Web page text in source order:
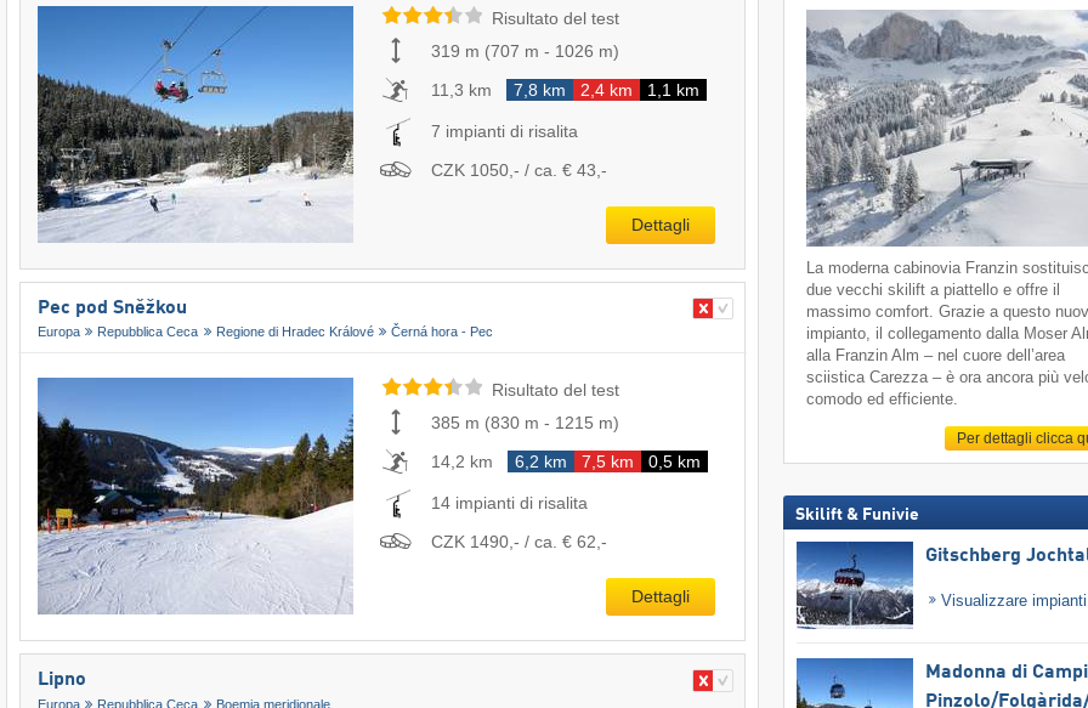
Risultato del test
319 m (707 m - 1026 m)
11,3 km
7,8 km 2,4 km 1,1 km
7 impianti di risalita
CZK 1050,- / ca. € 43,-
Dettagli
Pec pod Sněžkou
Europa Repubblica Ceca Regione di Hradec Králové Černá hora - Pec
Risultato del test
385 m (830 m - 1215 m)
14,2 km
6,2 km 7,5 km 0,5 km
14 impianti di risalita
CZK 1490,- / ca. € 62,-
Dettagli
Lipno
Europa Repubblica Ceca Boemia meridionale
La moderna cabinovia Franzin
due vecchi skilift a piattello e offre il
massimo comfort. Grazie a questo
impianto, il collegamento dalla Moser
alla Franzin Alm – nel cuore dell’area
sciistica Carezza – è ora ancora più
comodo ed efficiente.
Per dettagli clicca
Skilift & Funivie
Gitschberg
Visualizzare
Madonna di
Pinzolo/​